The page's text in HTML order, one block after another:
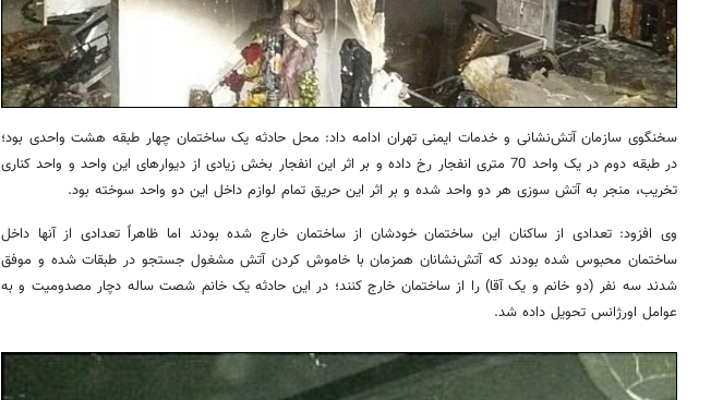
سخنگوی سازمان آتش‌نشانی و خدمات ایمنی تهران ادامه داد: محل حادثه یک ساختمان چهار طبقه هشت واحدی بود؛
در طبقه دوم در یک واحد 70 متری انفجار رخ داده و بر اثر این انفجار بخش زیادی از دیوارهای این واحد و واحد کناری
تخریب، منجر به آتش سوزی هر دو واحد شده و بر اثر این حریق تمام لوازم داخل این دو واحد سوخته بود.
وی افزود: تعدادی از ساکنان این ساختمان خودشان از ساختمان خارج شده بودند اما ظاهراً تعدادی از آنها داخل
ساختمان محبوس شده بودند که آتش‌نشانان همزمان با خاموش کردن آتش مشغول جستجو در طبقات شده و موفق
شدند سه نفر (دو خانم و یک آقا) را از ساختمان خارج کنند؛ در این حادثه یک خانم شصت ساله دچار مصدومیت و به
عوامل اورژانس تحویل داده شد.